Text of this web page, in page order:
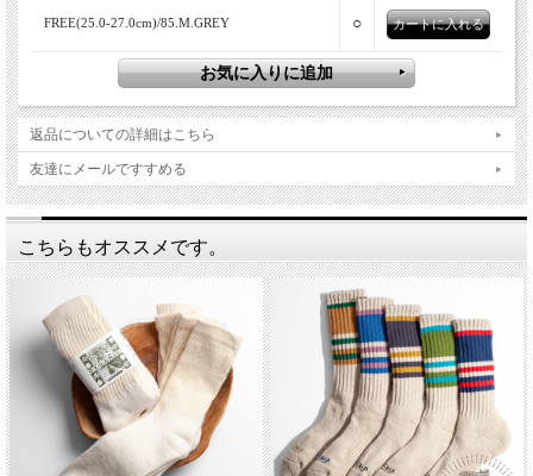
FREE(25.0-27.0cm)/85.M.GREY ○
返品についての詳細はこちら
友達にメールですすめる
こちらもオススメです。